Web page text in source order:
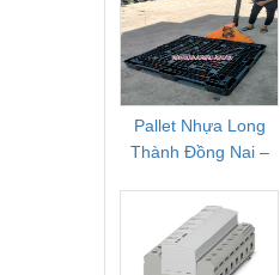
Xe máy - Phụ tùng
Xe tải - phụ tùng
Y khoa - Trang thiết bị
Pallet Nhựa Long
Thành Đồng Nai –
Mới, Pallet Cũ Giá
Tốt